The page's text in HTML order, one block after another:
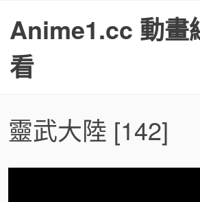
Anime1.cc 動畫
看
靈武大陸 [142]